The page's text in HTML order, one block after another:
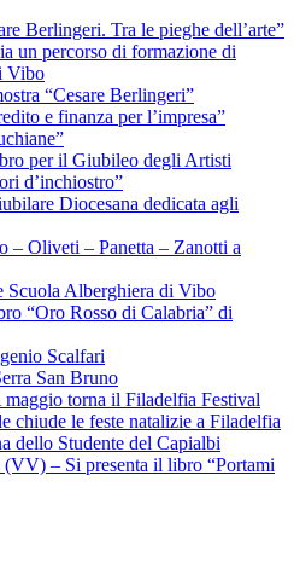
Berlingeri. Tra le pieghe dell’arte”
un percorso di formazione di
Vibo
“Cesare Berlingeri”
e finanza per l’impresa”
per il Giubileo degli Artisti
d’inchiostro”
Diocesana dedicata agli
– Oliveti – Panetta – Zanotti a
Scuola Alberghiera di Vibo
“Oro Rosso di Calabria” di
Scalfari
San Bruno
torna il Filadelfia Festival
chiude le feste natalizie a Filadelfia
dello Studente del Capialbi
– Si presenta il libro “Portami